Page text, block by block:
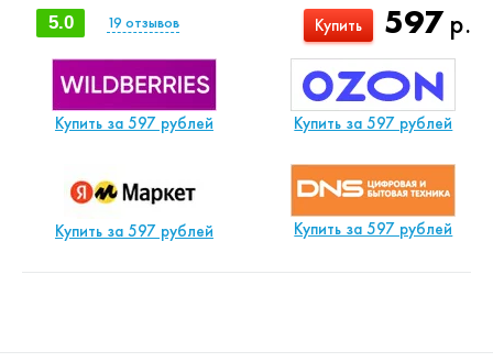
597р.
Купить
5.0 19 отзывов
Купить за 597 рублей Купить за 597 рублей
Купить за 597 рублей Купить за 597 рублей